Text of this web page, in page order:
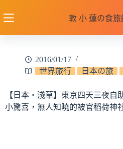
至
敦 小 蓮の食旅
2016/01/17
世界旅行
日本の旅
【日本‧淺草】東京四天三夜自
小驚喜，無人知曉的被官稻荷神